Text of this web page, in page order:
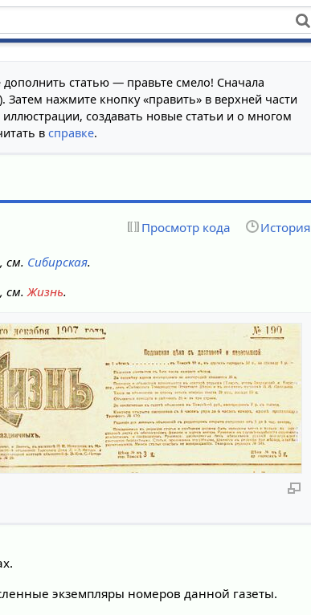
статью — правьте смело! Сначала
Затем нажмите кнопку «править» в верхней части
создавать новые статьи и о многом
в справке.
Просмотр кода История
см. Сибирская.
см.Жизнь.
экземпляры номеров данной газеты.